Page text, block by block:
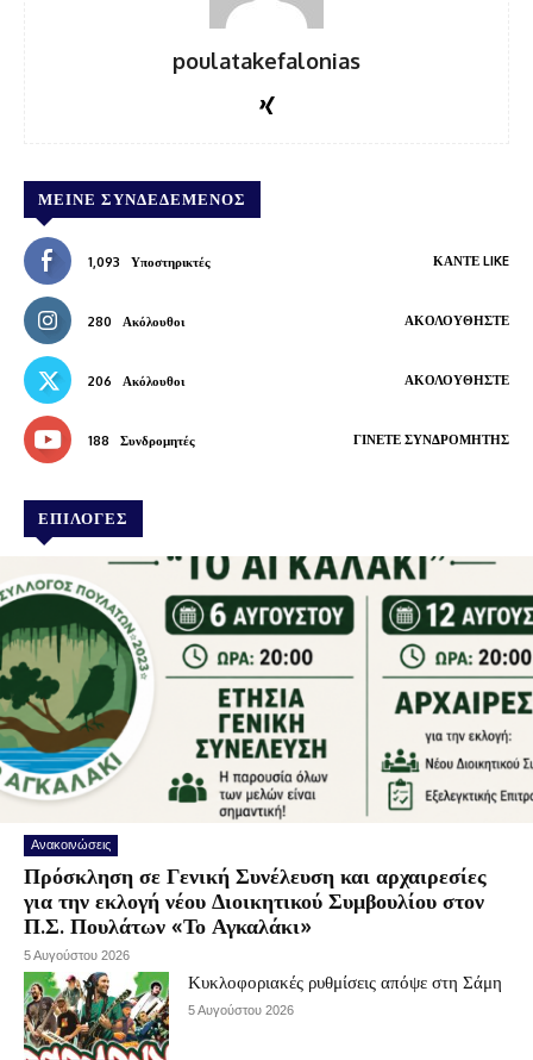
poulatakefalonias
ΜΕΊΝΕ ΣΥΝΔΕΔΕΜΈΝΟΣ
1,093 Υποστηρικτές ΚΆΝΤΕ LIKE
280 Ακόλουθοι ΑΚΟΛΟΥΘΉΣΤΕ
206 Ακόλουθοι ΑΚΟΛΟΥΘΉΣΤΕ
188 Συνδρομητές ΓΊΝΕΤΕ ΣΥΝΔΡΟΜΗΤΉΣ
ΕΠΙΛΟΓΕΣ
Ανακοινώσεις
Πρόσκληση σε Γενική Συνέλευση και αρχαιρεσίες
για την εκλογή νέου Διοικητικού Συμβουλίου στον
Π.Σ. Πουλάτων «Το Αγκαλάκι»
5 Αυγούστου 2026
Κυκλοφοριακές ρυθμίσεις απόψε στη Σάμη
5 Αυγούστου 2026